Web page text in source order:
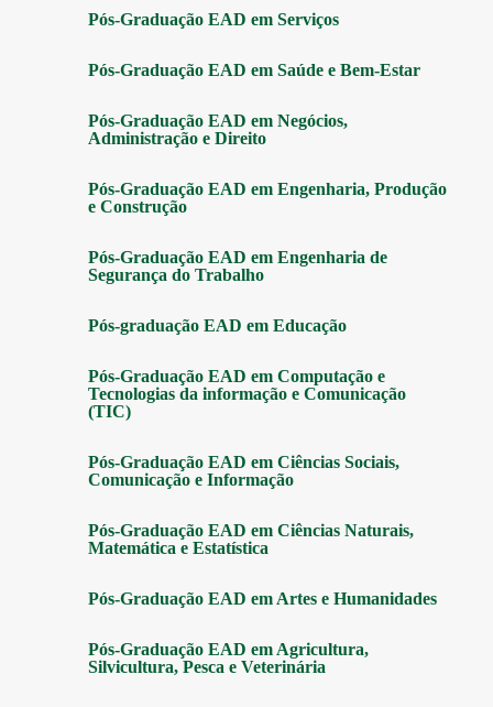
Pós-Graduação EAD em Serviços
Pós-Graduação EAD em Saúde e Bem-Estar
Pós-Graduação EAD em Negócios,
Administração e Direito
Pós-Graduação EAD em Engenharia, Produção
e Construção
Pós-Graduação EAD em Engenharia de
Segurança do Trabalho
Pós-graduação EAD em Educação
Pós-Graduação EAD em Computação e
Tecnologias da informação e Comunicação
(TIC)
Pós-Graduação EAD em Ciências Sociais,
Comunicação e Informação
Pós-Graduação EAD em Ciências Naturais,
Matemática e Estatística
Pós-Graduação EAD em Artes e Humanidades
Pós-Graduação EAD em Agricultura,
Silvicultura, Pesca e Veterinária